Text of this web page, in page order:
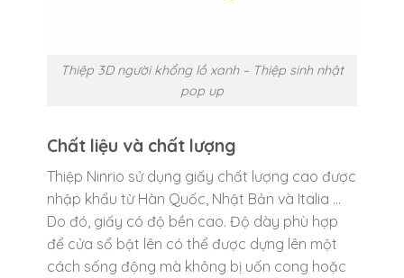
Thiệp 3D người khổng lồ xanh – Thiệp sinh nhật
pop up
Chất liệu và chất lượng
Thiệp Ninrio sử dụng giấy chất lượng cao được
nhập khẩu từ Hàn Quốc, Nhật Bản và Italia …
Do đó, giấy có độ bền cao. Độ dày phù hợp
để cửa sổ bật lên có thể được dựng lên một
cách sống động mà không bị uốn cong hoặc